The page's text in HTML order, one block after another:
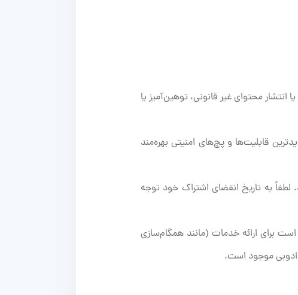
انتشار محتوای غیر قانونی، توهین‌آمیز یا
قابلیت‌ها و پچ‌های امنیتی بهره‌مند
به تاریخ انقضای اشتراک خود توجه
برای ارائه خدمات (مانند همگام‌سازی
موجود است.